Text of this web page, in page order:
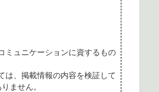
ミュニケーションに資するもの
は、掲載情報の内容を検証して
ません。